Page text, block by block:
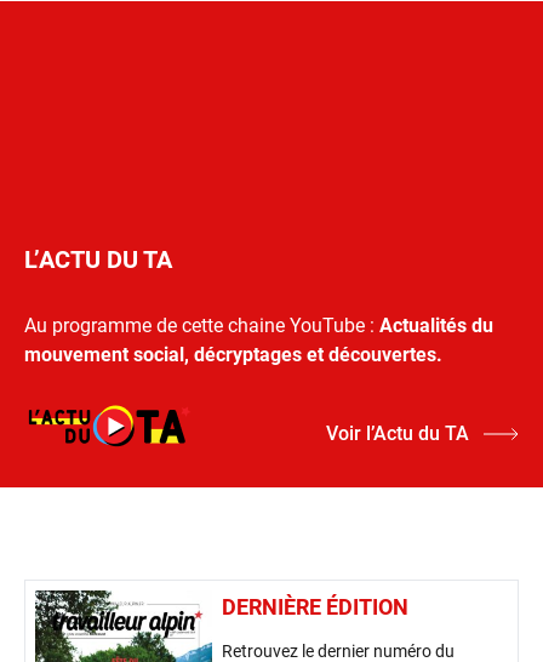
L’ACTU DU TA
Au programme de cette chaine YouTube : Actualités du
mouvement social, décryptages et découvertes.
Voir l’Actu du TA
DERNIÈRE ÉDITION
Retrouvez le dernier numéro du